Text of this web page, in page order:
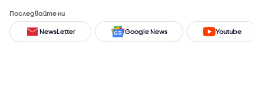
Последвайте ни
NewsLetter Google News Youtube